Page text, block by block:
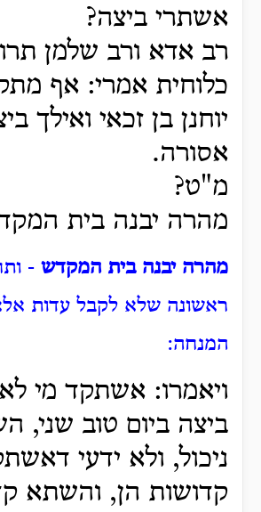
אשתרי ביצה?
רב אדא ורב שלמן
כלוחית אמרי: אף
יוחנן בן זכאי ואילך
אסורה.
מ"ט?
מהרה יבנה בית
מהרה יבנה בית המקדש -
ראשונה שלא לקבל עדות
המנחה:
ויאמרו: אשתקד מי
ביצה ביום טוב שני,
ניכול, ולא ידעי
קדושות הן, והשתא